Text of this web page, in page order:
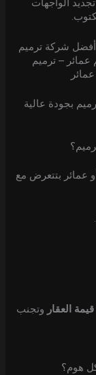
الواجهات
أفضل شركة ترميم
– ترميم
بجودة عالية
عمائر بتتعرض مع
العقار وتجنب
هوم؟